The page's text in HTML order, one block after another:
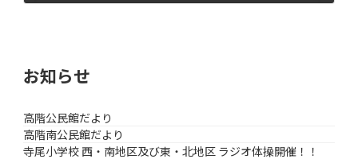
お知らせ
高階公民館だより
高階南公民館だより
寺尾小学校 西・南地区及び東・北地区 ラジオ体操開催！！